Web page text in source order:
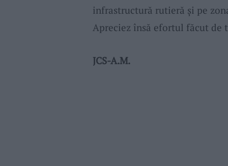
infrastructură rutieră și pe
Apreciez însă efortul făcut de
JCS-A.M.